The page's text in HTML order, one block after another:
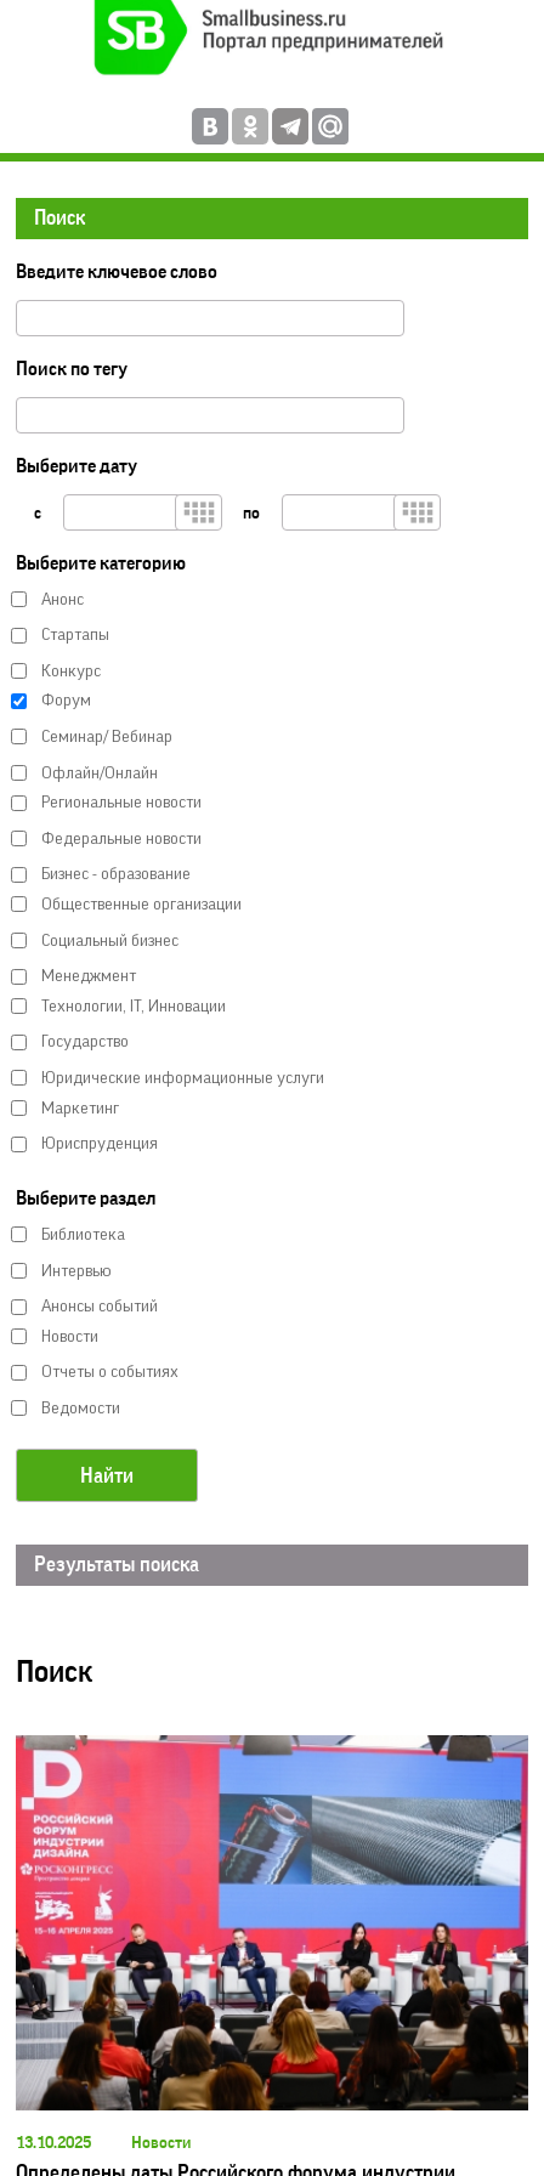
Поиск
Введите ключевое слово
Поиск по тегу
Выберите дату
с по
Выберите категорию
Анонс
Стартапы
Конкурс
Форум
Семинар/ Вебинар
Офлайн/Онлайн
Региональные новости
Федеральные новости
Бизнес - образование
Общественные организации
Социальный бизнес
Менеджмент
Технологии, IT, Инновации
Государство
Юридические информационные услуги
Маркетинг
Юриспруденция
Выберите раздел
Библиотека
Интервью
Анонсы событий
Новости
Отчеты о событиях
Ведомости
Результаты поиска
Поиск
13.10.2025 Новости